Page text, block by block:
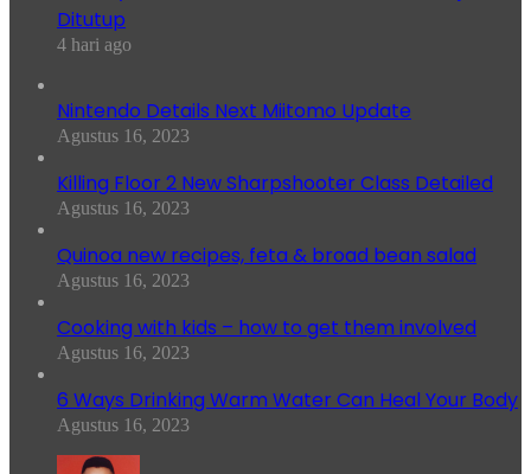
Ditutup
4 hari ago
Nintendo Details Next Miitomo Update
Agustus 16, 2023
Killing Floor 2 New Sharpshooter Class Detailed
Agustus 16, 2023
Quinoa new recipes, feta & broad bean salad
Agustus 16, 2023
Cooking with kids – how to get them involved
Agustus 16, 2023
6 Ways Drinking Warm Water Can Heal Your Body
Agustus 16, 2023